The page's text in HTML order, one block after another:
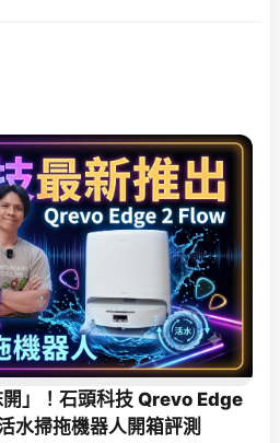
」！石頭科技 Qrevo Edge
水掃拖機器人開箱評測